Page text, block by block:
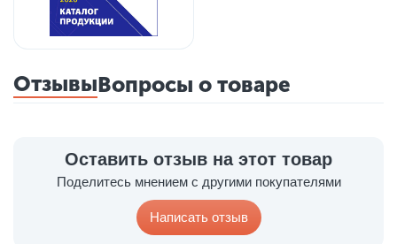
ОтзывыВопросы о товаре
Оставить отзыв на этот товар
Поделитесь мнением с другими покупателями
Написать отзыв